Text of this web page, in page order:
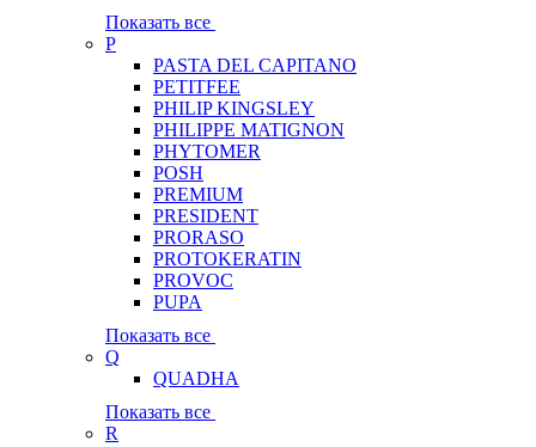
Показать все
P
PASTA DEL CAPITANO
PETITFEE
PHILIP KINGSLEY
PHILIPPE MATIGNON
PHYTOMER
POSH
PREMIUM
PRESIDENT
PRORASO
PROTOKERATIN
PROVOC
PUPA
Показать все
Q
QUADHA
Показать все
R